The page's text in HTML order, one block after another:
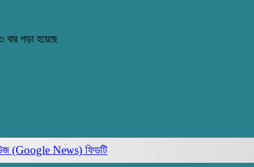
বার পড়া হয়েছে
(Google News) ফিডটি